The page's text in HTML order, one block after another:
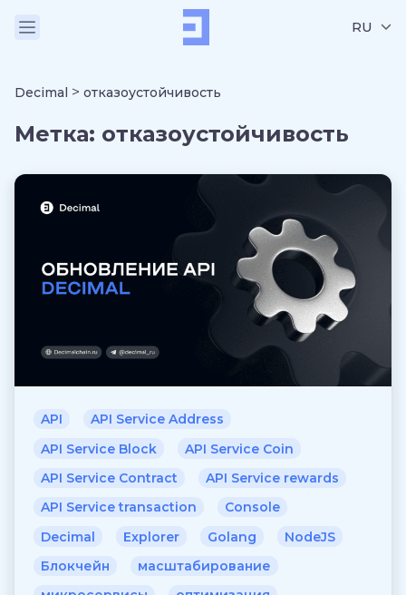
RU
Decimal > отказоустойчивость
Метка: отказоустойчивость
API
API Service Address
API Service Block
API Service Coin
API Service Contract
API Service rewards
API Service transaction
Console
Decimal
Explorer Golang
NodeJS
Блокчейн
масштабирование